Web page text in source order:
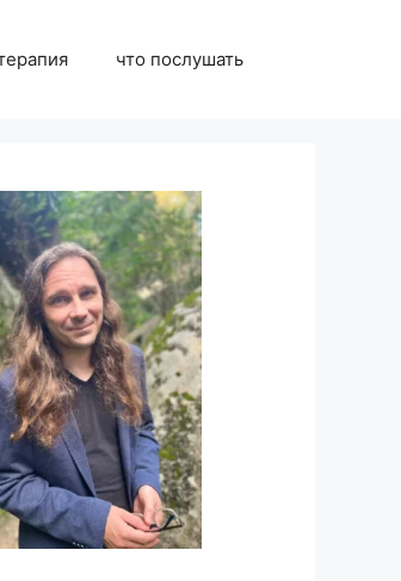
что послушать